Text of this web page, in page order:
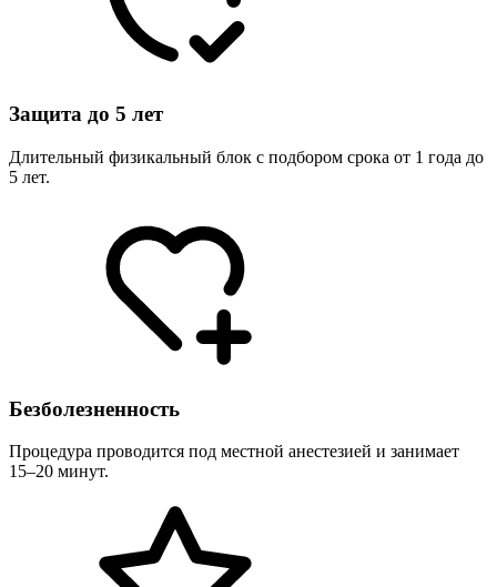
Защита до 5 лет
Длительный физикальный блок с подбором срока от 1 года до
5 лет.
Безболезненность
Процедура проводится под местной анестезией и занимает
15–20 минут.